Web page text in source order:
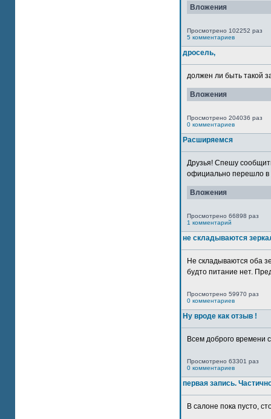
Вложения
Просмотрено 102252 раз
5 комментариев
дросель,
должен ли быть такой
Вложения
Просмотрено 204036 раз
0 комментариев
Расширяемся
Друзья! Спешу
официально перешло в
Вложения
Просмотрено 66898 раз
1 комментарий
не складываются
Не складываются оба
будто питание нет.
Просмотрено 59970 раз
0 комментариев
Ну вроде как отзыв !
Всем доброго времени
Просмотрено 63301 раз
0 комментариев
первая запись.
В салоне пока пусто,